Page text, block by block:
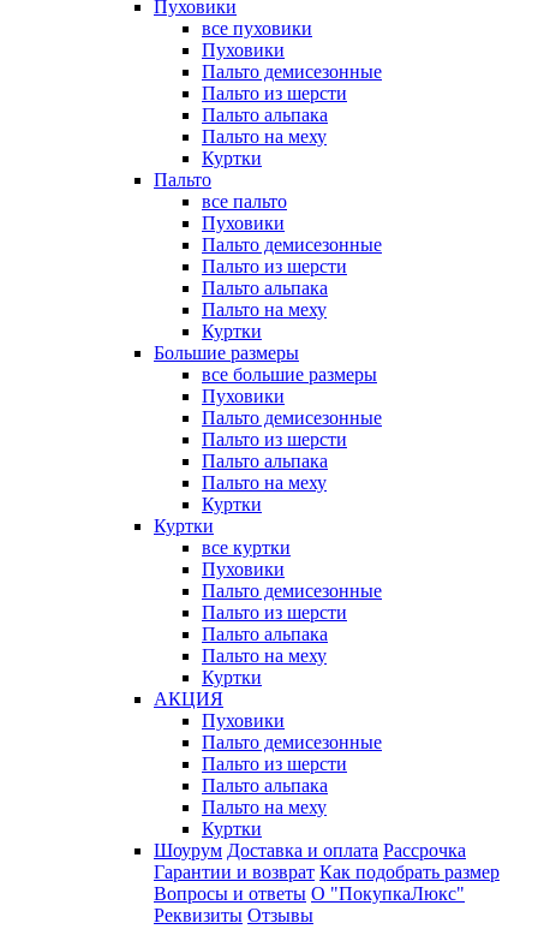
Пуховики
все пуховики
Пуховики
Пальто демисезонные
Пальто из шерсти
Пальто альпака
Пальто на меху
Куртки
Пальто
все пальто
Пуховики
Пальто демисезонные
Пальто из шерсти
Пальто альпака
Пальто на меху
Куртки
Большие размеры
все большие размеры
Пуховики
Пальто демисезонные
Пальто из шерсти
Пальто альпака
Пальто на меху
Куртки
Куртки
все куртки
Пуховики
Пальто демисезонные
Пальто из шерсти
Пальто альпака
Пальто на меху
Куртки
АКЦИЯ
Пуховики
Пальто демисезонные
Пальто из шерсти
Пальто альпака
Пальто на меху
Куртки
Шоурум Доставка и оплата Рассрочка
Гарантии и возврат Как подобрать размер
Вопросы и ответы О "ПокупкаЛюкс"
Реквизиты Отзывы